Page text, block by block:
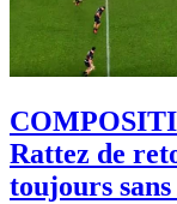
Rattez de
toujours